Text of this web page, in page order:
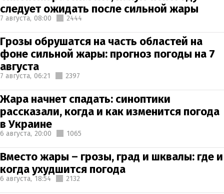
следует ожидать после сильной жары
7 августа, 08:00 2444
Грозы обрушатся на часть областей на
фоне сильной жары: прогноз погоды на 7
августа
7 августа, 06:21 2397
Жара начнет спадать: синоптики
рассказали, когда и как изменится погода
в Украине
6 августа, 20:00 1065
Вместо жары – грозы, град и шквалы: где и
когда ухудшится погода
6 августа, 18:54 2132